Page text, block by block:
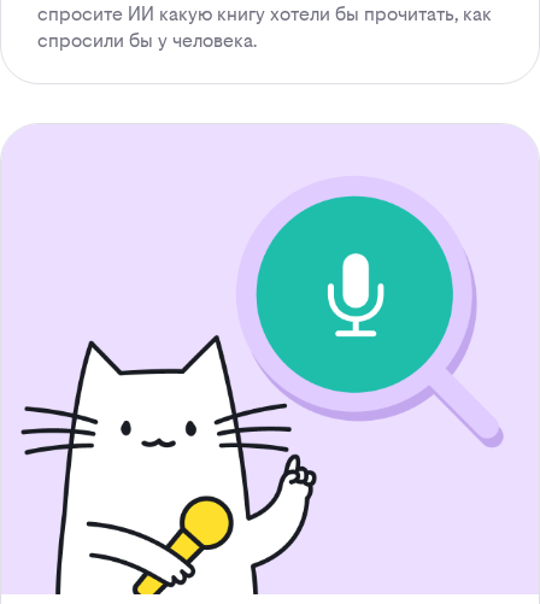
спросите ИИ какую книгу хотели бы прочитать, как
спросили бы у человека.